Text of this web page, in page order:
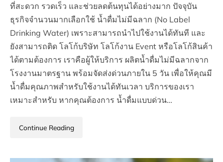
ที่สะดวก รวดเร็ว และช่วยลดต้นทุนได้อย่างมาก ปัจจุบัน
ธุรกิจจำนวนมากเลือกใช้ น้ำดื่มไม่มีฉลาก (No Label
Drinking Water) เพราะสามารถนำไปใช้งานได้ทันที และ
ยังสามารถติด โลโก้บริษัท โลโก้งาน Event หรือโลโก้สินค้า
ได้ตามต้องการ เราคือผู้ให้บริการ ผลิตน้ำดื่มไม่มีฉลากจาก
โรงงานมาตรฐาน พร้อมจัดส่งด่วนภายใน 5 วัน เพื่อให้คุณมี
น้ำดื่มคุณภาพสำหรับใช้งานได้ทันเวลา บริการของเรา
เหมาะสำหรับ หากคุณต้องการ น้ำดื่มแบบด่วน…
Continue Reading